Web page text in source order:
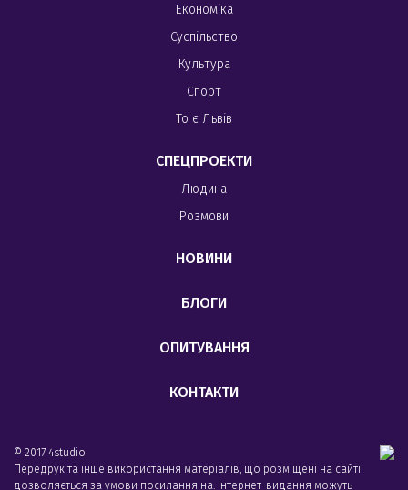
Економіка
Суспільство
Культура
Спорт
То є Львів
СПЕЦПРОЕКТИ
Людина
Розмови
НОВИНИ
БЛОГИ
ОПИТУВАННЯ
КОНТАКТИ
© 2017 4studio
Передрук та інше використання матеріалів, що розміщені на сайті
дозволяється за умови посилання на. Інтернет-видання можуть